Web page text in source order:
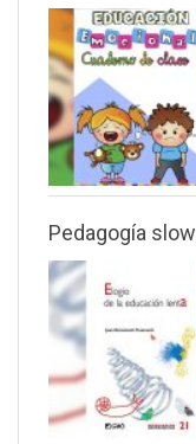
Pedagogía slow